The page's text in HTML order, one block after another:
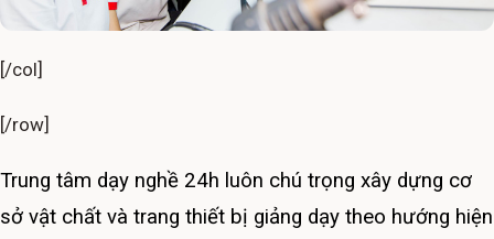
[/col]
[/row]
Trung tâm dạy nghề 24h luôn chú trọng xây dựng cơ
sở vật chất và trang thiết bị giảng dạy theo hướng hiện